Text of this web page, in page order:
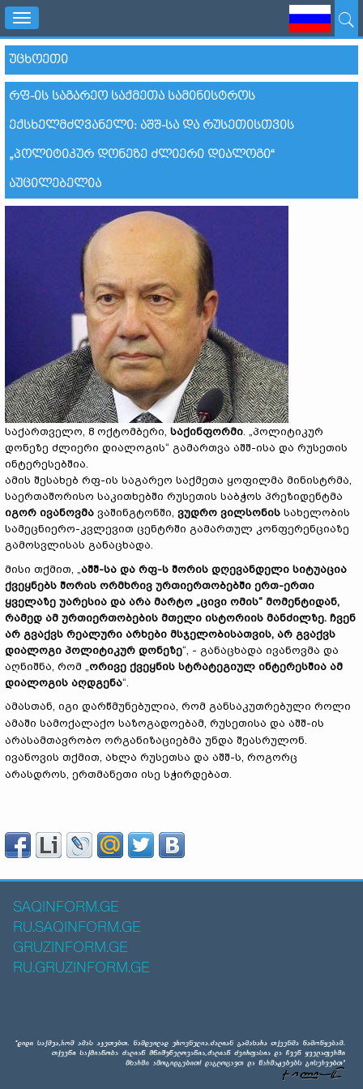
Toggle
navigation
ᲣᲪᲮᲝᲔᲗᲘ
ᲠᲤ-ᲘᲡ ᲡᲐᲒᲐᲠᲔᲝ ᲡᲐᲥᲛᲔᲗᲐ ᲡᲐᲛᲘᲜᲘᲡᲢᲠᲝᲡ
ᲔᲥᲡᲮᲔᲚᲛᲫᲦᲕᲐᲜᲔᲚᲘ: ᲐᲨᲨ-ᲡᲐ ᲓᲐ ᲠᲣᲡᲔᲗᲘᲡᲗᲕᲘᲡ
„ᲞᲝᲚᲘᲢᲘᲙᲣᲠ ᲓᲝᲜᲔᲖᲔ ᲫᲚᲘᲔᲠᲘ ᲓᲘᲐᲚᲝᲒᲘ“
ᲐᲣᲪᲘᲚᲔᲑᲔᲚᲘᲐ
საქართველო, 8 ოქტომბერი, საქინფორმი. „პოლიტიკურ
დონეზე ძლიერი დიალოგის“ გამართვა აშშ-ისა და რუსეთის
ინტერესებშია.
ამის შესახებ რფ-ის საგარეო საქმეთა ყოფილმა მინისტრმა,
საერთაშორისო საკითხებში რუსეთის საბჭოს პრეზიდენტმა
იგორ ივანოვმა ვაშინგტონში, ვუდრო ვილსონის სახელობის
სამეცნიერო-კვლევით ცენტრში გამართულ კონფერენციაზე
გამოსვლისას განაცხადა.
მისი თქმით, „აშშ-სა და რფ-ს შორის დღევანდელი სიტუაცია
ქვეყნებს შორის ორმხრივ ურთიერთობებში ერთ-ერთი
ყველაზე უარესია და არა მარტო „ცივი ომის“ მომენტიდან,
რამედ ამ ურთიერთობების მთელი ისტორიის მანძილზე. ჩვენ
არ გვაქვს რეალური არხები მსჯელობისათვის, არ გვაქვს
დიალოგი პოლიტიკურ დონეზე“, - განაცხადა ივანოვმა და
აღნიშნა, რომ „ორივე ქვეყნის სტრატეგიულ ინტერესშია ამ
დიალოგის აღდგენა“.
ამასთან, იგი დარწმუნებულია, რომ განსაკუთრებული როლი
ამაში სამოქალაქო საზოგადოებამ, რუსეთისა და აშშ-ის
არასამთავრობო ორგანიზაციებმა უნდა შეასრულონ.
ივანოვის თქმით, ახლა რუსეთსა და აშშ-ს, როგორც
არასდროს, ერთმანეთი ისე სჭირდებათ.
SAQINFORM.GE
RU.SAQINFORM.GE
GRUZINFORM.GE
RU.GRUZINFORM.GE